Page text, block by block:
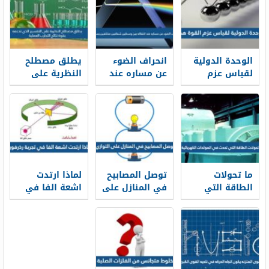
الوحدة الدولية
لقياس عزم
القوة هي
انحراف الضوء
عن مساره عند
انتقاله بين
وسطين
شفافين
مختلفين يسمى
يطلق مصطلح
النظرية على
التفسير الذي
تدعمه بقوة
نتائج التجارب
العملية
ما تحولات
الطاقة التي
تحدث في
المولدات
الكهربائية ؟
توصل المصابيح
في المنازل على
التوازي
لماذا ارتدت
اشعة الفا في
تجربة رذرفورد